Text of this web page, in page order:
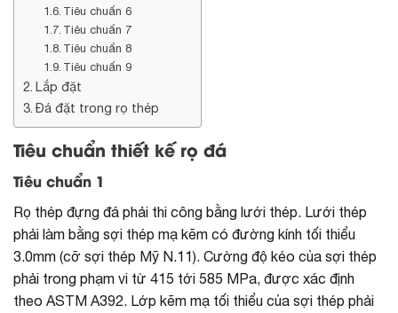
Tiêu chuẩn 6
Tiêu chuẩn 7
Tiêu chuẩn 8
Tiêu chuẩn 9
Lắp đặt
Đá đặt trong rọ thép
Tiêu chuẩn thiết kế rọ đá
Tiêu chuẩn 1
Rọ thép đựng đá phải thi công bằng lưới thép. Lưới thép
phải làm bằng sợi thép mạ kẽm có đường kính tối thiểu
3.0mm (cỡ sợi thép Mỹ N.11). Cường độ kéo của sợi thép
phải trong phạm vi từ 415 tới 585 MPa, được xác định
theo ASTM A392. Lớp kẽm mạ tối thiểu của sợi thép phải